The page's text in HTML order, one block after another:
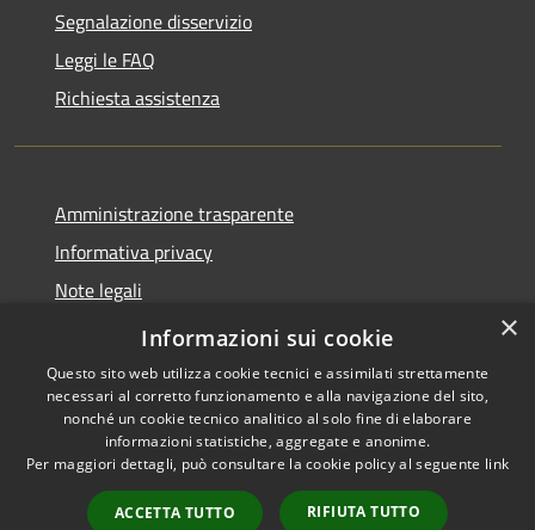
Segnalazione disservizio
Leggi le FAQ
Richiesta assistenza
Amministrazione trasparente
Informativa privacy
Note legali
Dichiarazione di accessibilità
Accessibilità
Copyright © 2026 • Comune di
Retorbido • Powered by
Municipium•
Accesso
×
Informazioni sui cookie
Questo sito web utilizza cookie tecnici e assimilati strettamente
necessari al corretto funzionamento e alla navigazione del sito,
nonché un cookie tecnico analitico al solo fine di elaborare
informazioni statistiche, aggregate e anonime.
Per maggiori dettagli, può consultare la cookie policy al seguente link
ACCETTA TUTTO RIFIUTA TUTTO